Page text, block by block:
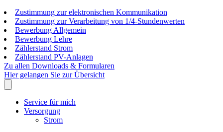
Zustimmung zur elektronischen Kommunikation
Zustimmung zur Verarbeitung von 1/4-Stundenwerten
Bewerbung Allgemein
Bewerbung Lehre
Zählerstand Strom
Zählerstand PV-Anlagen
Zu allen Downloads & Formularen
Hier gelangen Sie zur Übersicht
Service für mich
Versorgung
Strom